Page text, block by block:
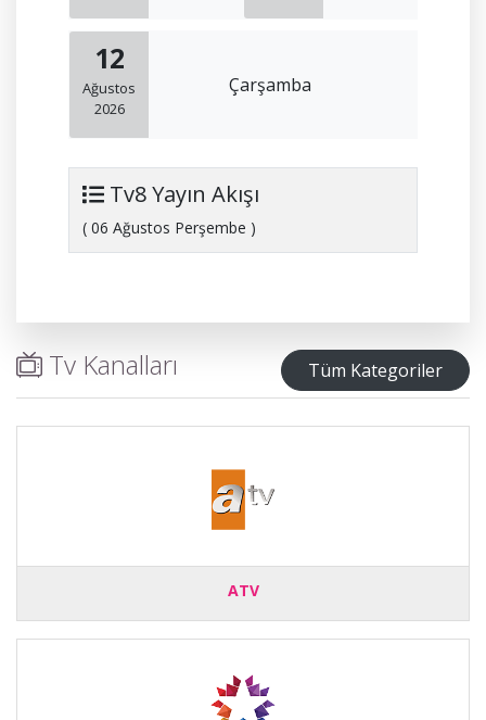
12
Ağustos
2026
Çarşamba
Tv8 Yayın Akışı
( 06 Ağustos Perşembe )
Tüm Kategoriler
Tv Kanalları
ATV